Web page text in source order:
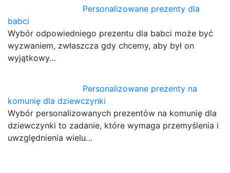
Personalizowane prezenty dla
babci
Wybór odpowiedniego prezentu dla babci może być
wyzwaniem, zwłaszcza gdy chcemy, aby był on
wyjątkowy…
Personalizowane prezenty na
komunię dla dziewczynki
Wybór personalizowanych prezentów na komunię dla
dziewczynki to zadanie, które wymaga przemyślenia i
uwzględnienia wielu…